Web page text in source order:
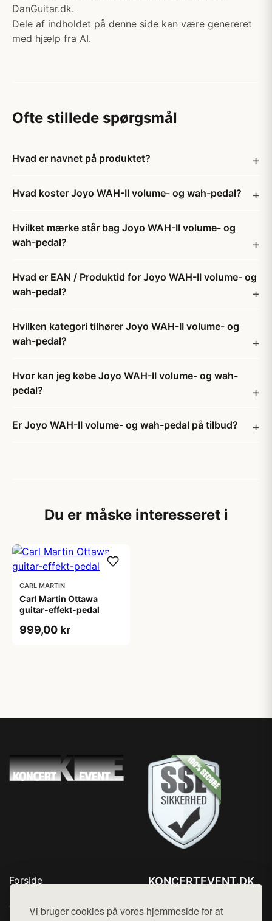
Vi bruger cookies på vores hjemmeside for at
DanGuitar.dk.
Dele af indholdet på denne side kan være genereret
med hjælp fra AI.
Ofte stillede spørgsmål
Hvad er navnet på produktet?
Hvad koster Joyo WAH-II volume- og wah-pedal?
Hvilket mærke står bag Joyo WAH-II volume- og
wah-pedal?
Hvad er EAN / Produktid for Joyo WAH-II volume- og
wah-pedal?
Hvilken kategori tilhører Joyo WAH-II volume- og
wah-pedal?
Hvor kan jeg købe Joyo WAH-II volume- og wah-
pedal?
Er Joyo WAH-II volume- og wah-pedal på tilbud?
Du er måske interesseret i
CARL MARTIN
Carl Martin Ottawa
guitar-effekt-pedal
999,00 kr
Forside
Top Rabatter
KONCERTEVENT.DK